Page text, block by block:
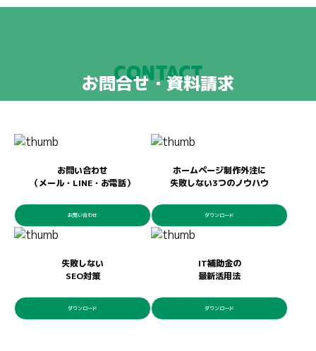
CONTACT
お問合せ・資料請求
お問い合わせ
（メール・LINE・お電話）
お問い合わせ
ホームページ制作外注に
失敗しない3つのノウハウ
ダウンロード
失敗しない
SEO対策
ダウンロード
IT補助金の
最新活用法
ダウンロード